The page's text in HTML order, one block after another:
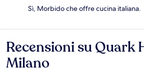
Sì, Morbido che offre cucina italiana.
Recensioni
Recensioni su Quark
Milano